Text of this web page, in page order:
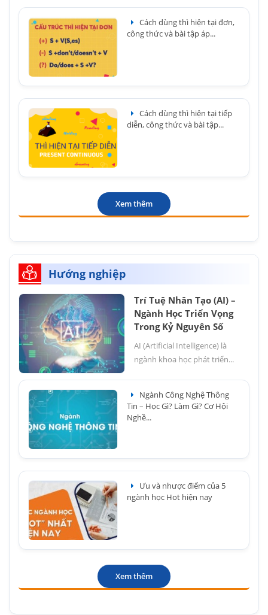
Cách dùng thì hiện tại đơn,
công thức và bài tập áp...
Cách dùng thì hiện tại tiếp
diễn, công thức và bài tập...
Xem thêm
Hướng nghiệp
Trí Tuệ Nhân Tạo (AI) –
Ngành Học Triển Vọng
Trong Kỷ Nguyên Số
AI (Artificial Intelligence) là
ngành khoa học phát triển...
Ngành Công Nghệ Thông
Tin – Học Gì? Làm Gì? Cơ Hội
Nghề...
Ưu và nhược điểm của 5
ngành học Hot hiện nay
Xem thêm